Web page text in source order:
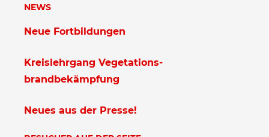
NEWS
Neue Fortbildungen
Kreislehrgang Vegetations-
brandbekämpfung
Neues aus der Presse!